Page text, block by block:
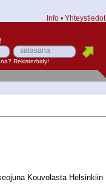
Info • Yhteystiedot
Rekisteröidy!
Kouvolasta Helsinkiin